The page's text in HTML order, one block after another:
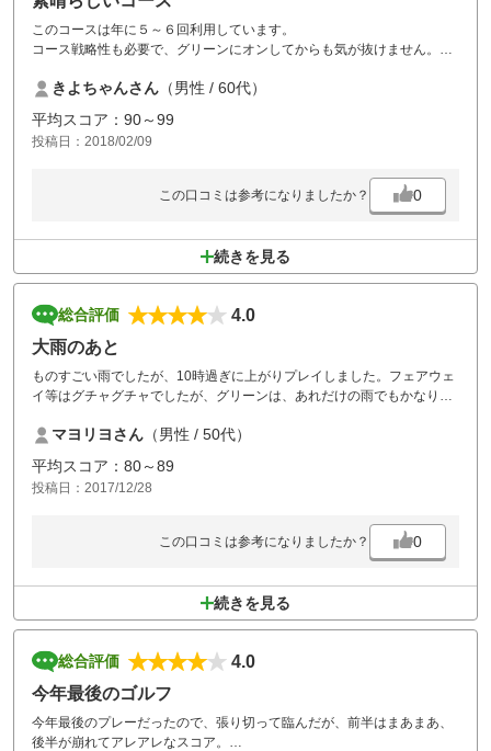
このコースは年に５～６回利用しています。
コース戦略性も必要で、グリーンにオンしてからも気が抜けません。
ビールが大好きなので、フロントか売店で販売してもらえると有り難い
と思います。
きよちゃんさん （男性 / 60代）
平均スコア：90～99
投稿日：2018/02/09
この口コミは参考になりましたか？ 0
続きを見る
総合評価
4.0
大雨のあと
ものすごい雨でしたが、10時過ぎに上がりプレイしました。フェアウェ
イ等はグチャグチャでしたが、グリーンは、あれだけの雨でもかなり良
アウトが水没のためクローズ。インを2回ラウンドしました。
今度はアウトもラウンドしたいと思います。
マヨリヨさん （男性 / 50代）
平均スコア：80～89
投稿日：2017/12/28
この口コミは参考になりましたか？ 0
続きを見る
総合評価
4.0
今年最後のゴルフ
今年最後のプレーだったので、張り切って臨んだが、前半はまあまあ、
後半が崩れてアレアレなスコア。